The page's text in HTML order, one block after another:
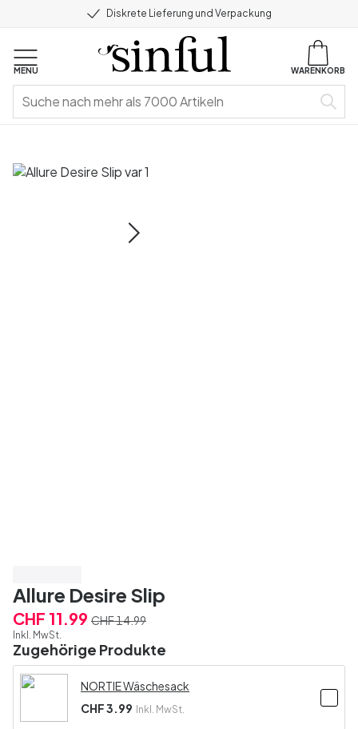
Diskrete Lieferung und Verpackung
MENU WARENKORB
Allure Desire Slip
CHF 11.99 CHF 14.99
Inkl. MwSt.
Zugehörige Produkte
NORTIE Wäschesack
CHF 3.99 Inkl. MwSt.